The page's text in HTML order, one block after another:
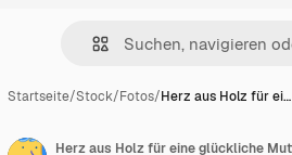
Startseite/Stock/Fotos/Herz aus Holz für ei…